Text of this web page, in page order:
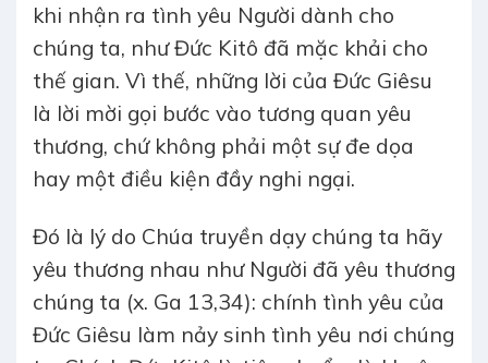
khi nhận ra tình yêu Người dành cho
chúng ta, như Đức Kitô đã mặc khải cho
thế gian. Vì thế, những lời của Đức Giêsu
là lời mời gọi bước vào tương quan yêu
thương, chứ không phải một sự đe dọa
hay một điều kiện đầy nghi ngại.
Đó là lý do Chúa truyền dạy chúng ta hãy
yêu thương nhau như Người đã yêu thương
chúng ta (x. Ga 13,34): chính tình yêu của
Đức Giêsu làm nảy sinh tình yêu nơi chúng